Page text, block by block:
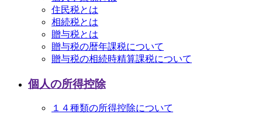
住民税とは
相続税とは
贈与税とは
贈与税の暦年課税について
贈与税の相続時精算課税について
個人の所得控除
１４種類の所得控除について